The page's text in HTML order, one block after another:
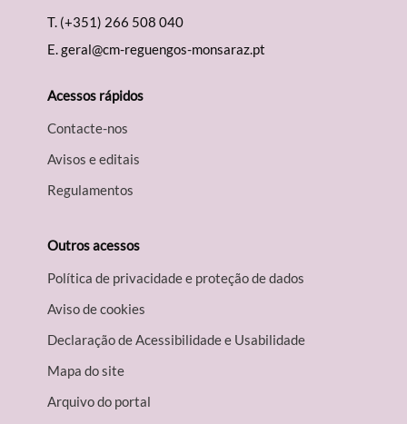
T. (+351) 266 508 040
E.geral@cm-reguengos-monsaraz.pt
Acessos rápidos
Contacte-nos
Avisos e editais
Regulamentos
Outros acessos
Política de privacidade e proteção de dados
Aviso de cookies
Declaração de Acessibilidade e Usabilidade
Mapa do site
Arquivo do portal